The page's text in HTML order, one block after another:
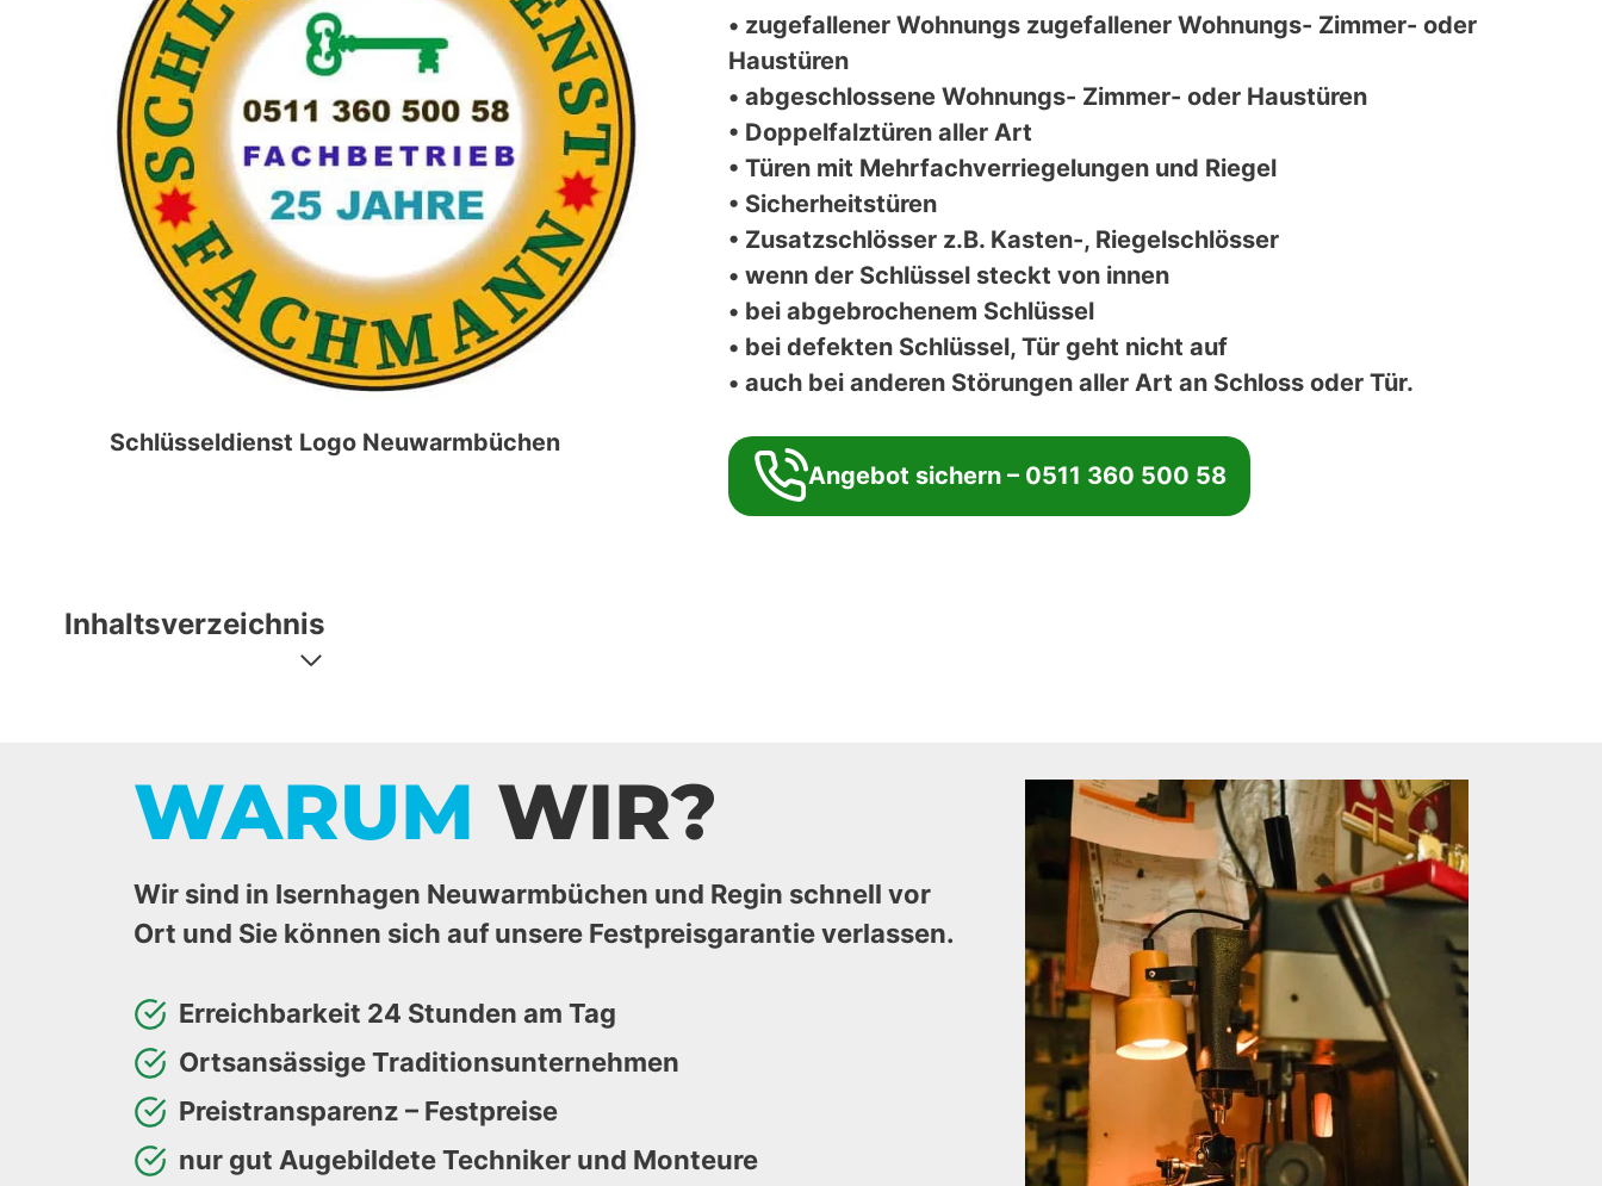
Schlüsseldienst Logo Neuwarmbüchen
• zugefallener Wohnungs zugefallener Wohnungs- Zimmer- oder
Haustüren
• abgeschlossene Wohnungs- Zimmer- oder Haustüren
• Doppelfalztüren aller Art
• Türen mit Mehrfachverriegelungen und Riegel
• Sicherheitstüren
• Zusatzschlösser z.B. Kasten-, Riegelschlösser
• wenn der Schlüssel steckt von innen
• bei abgebrochenem Schlüssel
• bei defekten Schlüssel, Tür geht nicht auf
• auch bei anderen Störungen aller Art an Schloss oder Tür.
Angebot sichern – 0511 360 500 58
Inhaltsverzeichnis
WARUM WIR?
Wir sind in Isernhagen Neuwarmbüchen und Regin schnell vor
Ort und Sie können sich auf unsere Festpreisgarantie verlassen.
Erreichbarkeit 24 Stunden am Tag
Ortsansässige Traditionsunternehmen
Preistransparenz – Festpreise
nur gut Augebildete Techniker und Monteure